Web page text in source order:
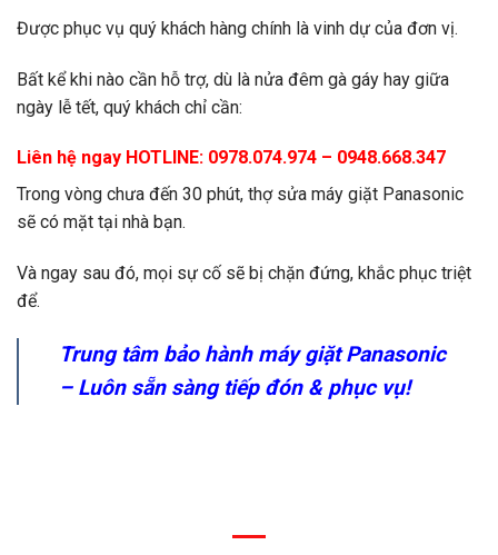
Được phục vụ quý khách hàng chính là vinh dự của đơn vị.
Bất kể khi nào cần hỗ trợ, dù là nửa đêm gà gáy hay giữa
ngày lễ tết, quý khách chỉ cần:
Liên hệ ngay HOTLINE: 0978.074.974 – 0948.668.347
Trong vòng chưa đến 30 phút, thợ sửa máy giặt Panasonic
sẽ có mặt tại nhà bạn.
Và ngay sau đó, mọi sự cố sẽ bị chặn đứng, khắc phục triệt
để.
Trung tâm bảo hành máy giặt Panasonic
– Luôn sẵn sàng tiếp đón & phục vụ!